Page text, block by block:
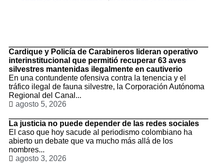
Cardique y Policía de Carabineros lideran operativo
interinstitucional que permitió recuperar 63 aves
silvestres mantenidas ilegalmente en cautiverio
En una contundente ofensiva contra la tenencia y el
tráfico ilegal de fauna silvestre, la Corporación Autónoma
Regional del Canal...
agosto 5, 2026
La justicia no puede depender de las redes sociales
El caso que hoy sacude al periodismo colombiano ha
abierto un debate que va mucho más allá de los
nombres...
agosto 3, 2026